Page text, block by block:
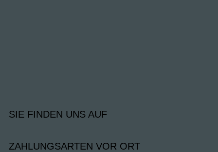
SIE FINDEN UNS AUF
ZAHLUNGSARTEN VOR ORT